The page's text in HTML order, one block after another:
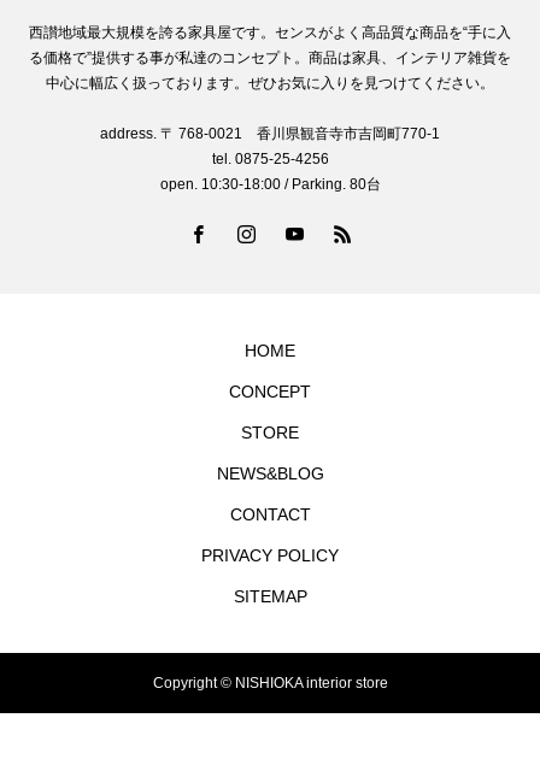
西讃地域最大規模を誇る家具屋です。センスがよく高品質な商品を“手に入
る価格で”提供する事が私達のコンセプト。商品は家具、インテリア雑貨を
中心に幅広く扱っております。ぜひお気に入りを見つけてください。
address. 〒 768-0021 香川県観音寺市吉岡町770-1
tel. 0875-25-4256
open. 10:30-18:00 / Parking. 80台
HOME
CONCEPT
STORE
NEWS&BLOG
CONTACT
PRIVACY POLICY
SITEMAP
Copyright © NISHIOKA interior store